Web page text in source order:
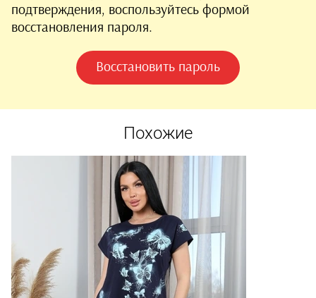
подтверждения, воспользуйтесь формой
восстановления пароля.
Восстановить пароль
Похожие